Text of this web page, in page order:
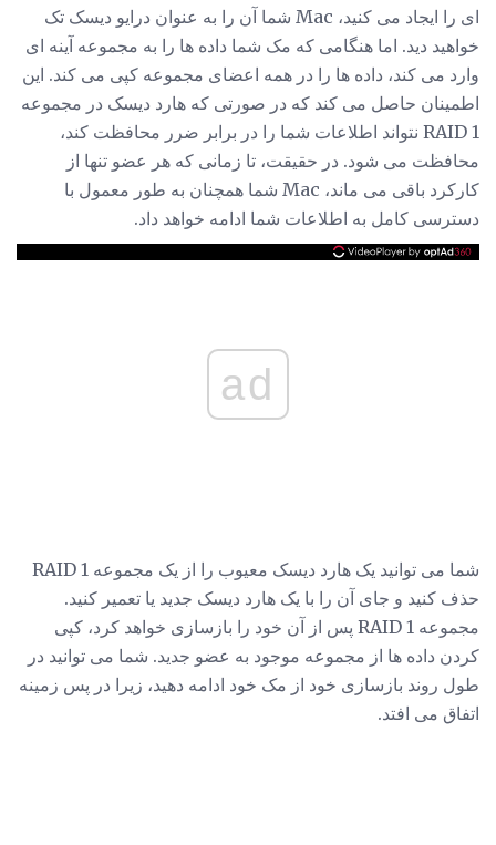
ای را ایجاد می کنید، Mac شما آن را به عنوان درایو دیسک تک
خواهید دید. اما هنگامی که مک شما داده ها را به مجموعه آینه ای
وارد می کند، داده ها را در همه اعضای مجموعه کپی می کند. این
اطمینان حاصل می کند که در صورتی که هارد دیسک در مجموعه
RAID 1 نتواند اطلاعات شما را در برابر ضرر محافظت کند،
محافظت می شود. در حقیقت، تا زمانی که هر عضو تنها از
کارکرد باقی می ماند، Mac شما همچنان به طور معمول با
دسترسی کامل به اطلاعات شما ادامه خواهد داد.
ad
شما می توانید یک هارد دیسک معیوب را از یک مجموعه RAID 1
حذف کنید و جای آن را با یک هارد دیسک جدید یا تعمیر کنید.
مجموعه RAID 1 پس از آن خود را بازسازی خواهد کرد، کپی
کردن داده ها از مجموعه موجود به عضو جدید. شما می توانید در
طول روند بازسازی خود از مک خود ادامه دهید، زیرا در پس زمینه
اتفاق می افتد.